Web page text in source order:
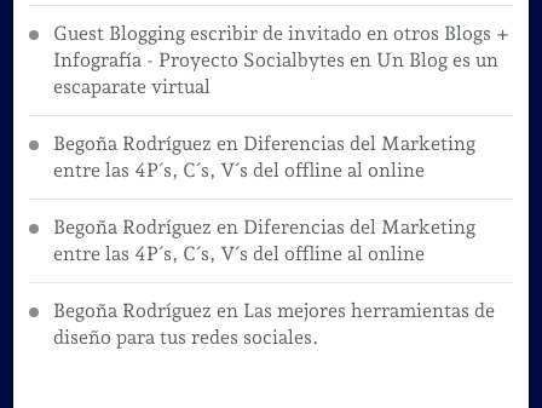
Guest Blogging escribir de invitado en otros Blogs +
Infografía - Proyecto Socialbytes en Un Blog es un
escaparate virtual
Begoña Rodríguez en Diferencias del Marketing
entre las 4P´s, C´s, V´s del offline al online
Begoña Rodríguez en Diferencias del Marketing
entre las 4P´s, C´s, V´s del offline al online
Begoña Rodríguez en Las mejores herramientas de
diseño para tus redes sociales.